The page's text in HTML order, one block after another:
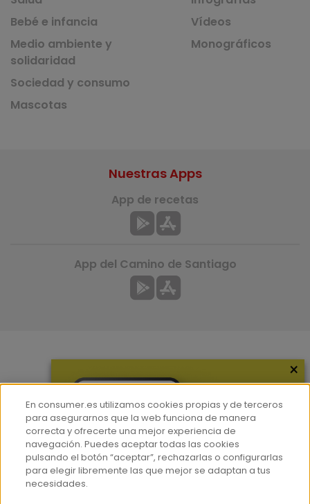
Bebé e infancia
Medio ambiente y
solidaridad
Sociedad y consumo
Mascotas
Vídeos
Monográficos
Hemeroteca
Contacto
Prensa
Corpus Lingüístico Consumer
Nuestras Apps
App de recetas
App del Camino de Santiago
×
En consumer.es utilizamos cookies propias y de terceros
para asegurarnos que la web funciona de manera
correcta y ofrecerte una mejor experiencia de
navegación. Puedes aceptar todas las cookies
pulsando el botón “aceptar”, rechazarlas o configurarlas
para elegir libremente las que mejor se adaptan a tus
necesidades.